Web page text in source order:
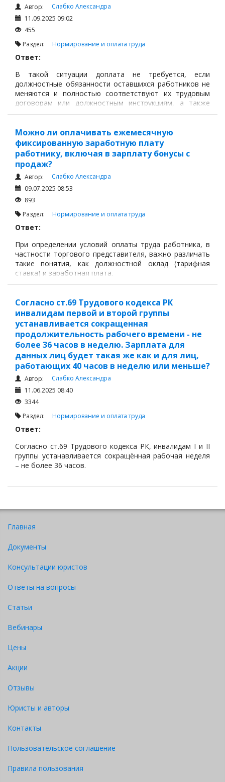
Автор:
Слабко Александра
11.09.2025 09:02
455
Раздел: Нормирование и оплата труда
Ответ:
В такой ситуации доплата не требуется, если
должностные обязанности оставшихся работников не
меняются и полностью соответствуют их трудовым
договорам или должностным инструкциям, а также
объем и характер работы, который они выполняют, не
Можно ли оплачивать ежемесячную
фиксированную заработную плату
работнику, включая в зарплату бонусы с
продаж?
Автор:
Слабко Александра
09.07.2025 08:53
893
Раздел: Нормирование и оплата труда
Ответ:
При определении условий оплаты труда работника, в
частности торгового представителя, важно различать
такие понятия, как должностной оклад (тарифная
ставка) и заработная плата.
Согласно ст.69 Трудового кодекса РК
инвалидам первой и второй группы
устанавливается сокращенная
продолжительность рабочего времени - не
более 36 часов в неделю. Зарплата для
данных лиц будет такая же как и для лиц,
работающих 40 часов в неделю или меньше?
Автор:
Слабко Александра
11.06.2025 08:40
3344
Раздел: Нормирование и оплата труда
Ответ:
Согласно ст.69 Трудового кодекса РК, инвалидам I и II
группы устанавливается сокращённая рабочая неделя
– не более 36 часов.
Главная
Документы
Консультации юристов
Ответы на вопросы
Статьи
Вебинары
Цены
Акции
Отзывы
Юристы и авторы
Контакты
Пользовательское соглашение
Правила пользования